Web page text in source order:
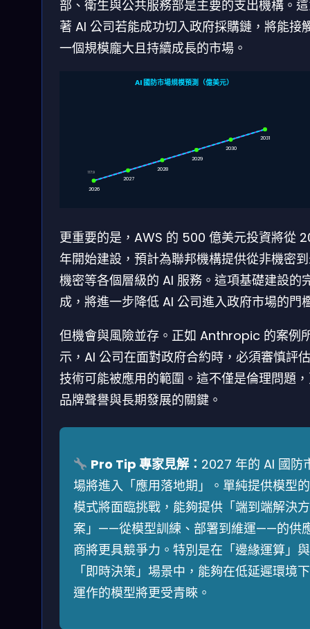
部、衛生與公共服務部是主要的支出機構。
著 AI 公司若能成功切入政府採購鏈，將能接
一個規模龐大且持續成長的市場。
AI 國防市場規模預測（億美元）
2026
2027
2028
2029
2030
2031
117.9
更重要的是，AWS 的 500 億美元投資將從
年開始建設，預計為聯邦機構提供從非機密
機密等各個層級的 AI 服務。這項基礎建設的
成，將進一步降低 AI 公司進入政府市場的門
但機會與風險並存。正如 Anthropic 的案例
示，AI 公司在面對政府合約時，必須審慎評
技術可能被應用的範圍。這不僅是倫理問題
品牌聲譽與長期發展的關鍵。
Pro Tip 專家見解： 2027 年的 AI 國防
場將進入「應用落地期」。單純提供模型的
模式將面臨挑戰，能夠提供「端到端解決方
案」——從模型訓練、部署到維運——的供
商將更具競爭力。特別是在「邊緣運算」與
「即時決策」場景中，能夠在低延遲環境下
運作的模型將更受青睞。